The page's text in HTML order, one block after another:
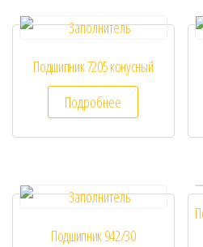
Подшипник 7205 конусный
Подробнее
Подшипник 942/30